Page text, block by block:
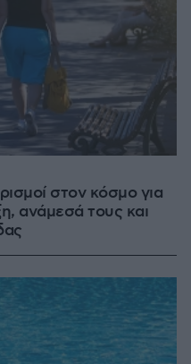
στον κόσμο για
ανάμεσά τους και